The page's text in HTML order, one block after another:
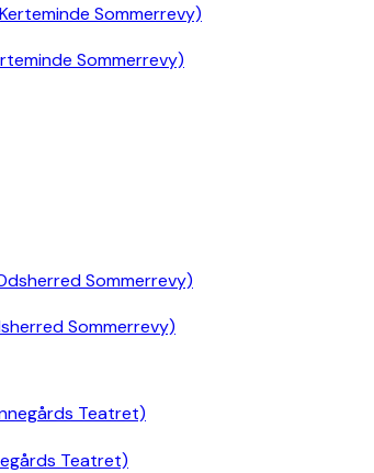
Sommerrevy)
Sommerrevy)
Teatret)